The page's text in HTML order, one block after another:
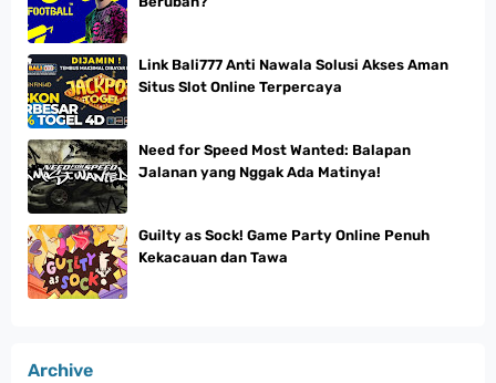
Link Bali777 Anti Nawala Solusi Akses Aman
Situs Slot Online Terpercaya
Need for Speed Most Wanted: Balapan
Jalanan yang Nggak Ada Matinya!
Guilty as Sock! Game Party Online Penuh
Kekacauan dan Tawa
Archive